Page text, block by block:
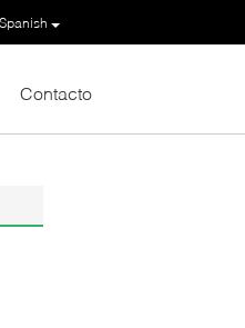
Spanish
Contacto